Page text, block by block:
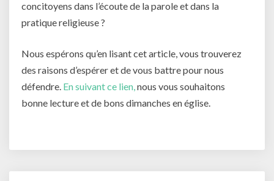
concitoyens dans l’écoute de la parole et dans la
pratique religieuse ?
Nous espérons qu’en lisant cet article, vous trouverez
des raisons d’espérer et de vous battre pour nous
défendre. En suivant ce lien,nous vous souhaitons
bonne lecture et de bons dimanches en église.